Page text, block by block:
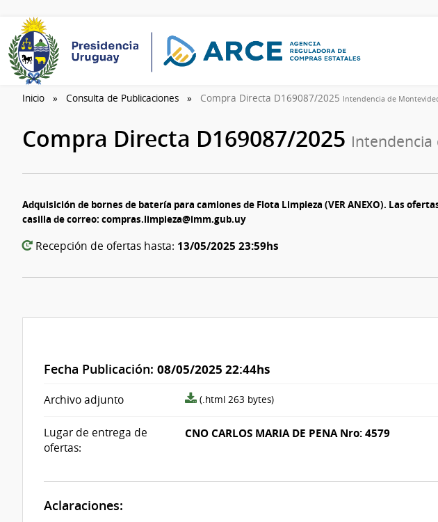
Inicio Consulta de Publicaciones Compra Directa D169087/2025 Intendencia de
Compra Directa D169087/2025
Adquisición de bornes de batería para camiones de Flota Limpieza (VER ANEXO). Las
casilla de correo: compras.limpieza@imm.gub.uy
Recepción de ofertas hasta: 13/05/2025 23:59hs
Fecha Publicación: 08/05/2025 22:44hs
Archivo adjunto
archivo
(.html 263 bytes)
Lugar de entrega de
ofertas:
CNO CARLOS MARIA DE PENA Nro: 4579
Aclaraciones: